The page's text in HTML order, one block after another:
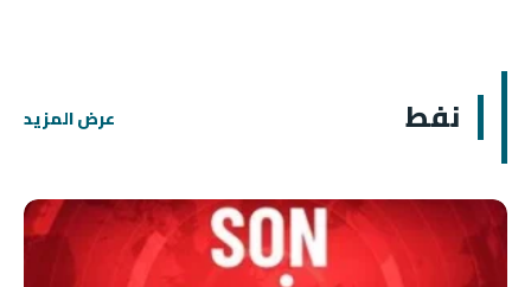
نفط عرض المزيد